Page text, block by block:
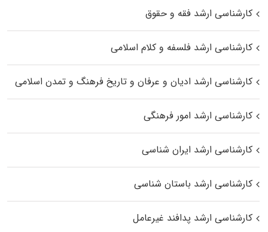
کارشناسی ارشد فقه و حقوق
کارشناسی ارشد فلسفه و کلام اسلامی
کارشناسی ارشد ادیان و عرفان و تاریخ فرهنگ و تمدن اسلامی
کارشناسی ارشد امور فرهنگی
کارشناسی ارشد ایران شناسی
کارشناسی ارشد باستان شناسی
کارشناسی ارشد پدافند غیرعامل